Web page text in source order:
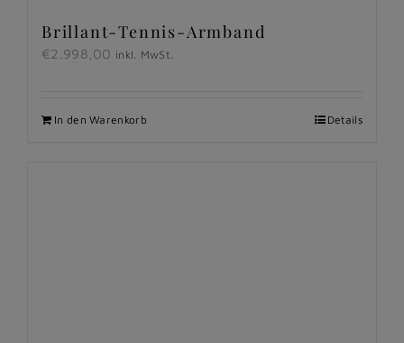
Brillant-Tennis-Armband
€2.998,00 inkl. MwSt.
In den Warenkorb Details